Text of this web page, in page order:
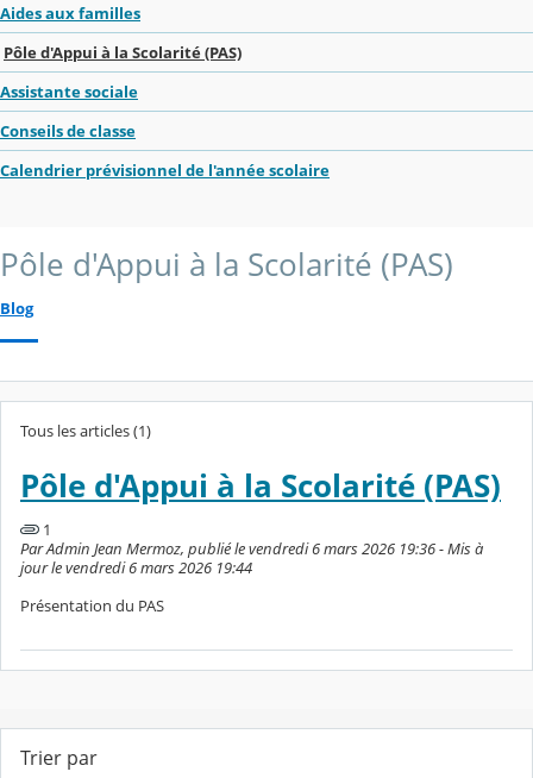
Aides aux familles
Pôle d'Appui à la Scolarité (PAS)
Assistante sociale
Conseils de classe
Calendrier prévisionnel de l'année scolaire
Pôle d'Appui à la Scolarité (PAS)
Blog
Tous les articles (1)
Pôle d'Appui à la Scolarité (PAS)
1
Par Admin Jean Mermoz, publié le vendredi 6 mars 2026 19:36 - Mis à
jour le vendredi 6 mars 2026 19:44
Présentation du PAS
Trier par